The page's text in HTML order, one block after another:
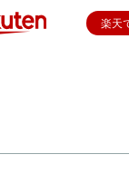
楽天